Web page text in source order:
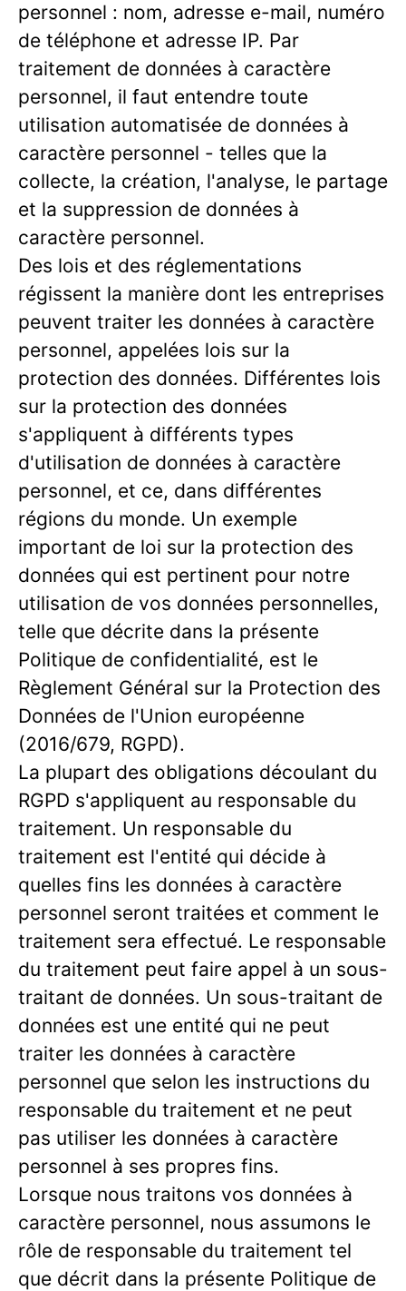
personnel : nom, adresse e-mail, numéro
de téléphone et adresse IP. Par
traitement de données à caractère
personnel, il faut entendre toute
utilisation automatisée de données à
caractère personnel - telles que la
collecte, la création, l'analyse, le partage
et la suppression de données à
caractère personnel.
Des lois et des réglementations
régissent la manière dont les entreprises
peuvent traiter les données à caractère
personnel, appelées lois sur la
protection des données. Différentes lois
sur la protection des données
s'appliquent à différents types
d'utilisation de données à caractère
personnel, et ce, dans différentes
régions du monde. Un exemple
important de loi sur la protection des
données qui est pertinent pour notre
utilisation de vos données personnelles,
telle que décrite dans la présente
Politique de confidentialité, est le
Règlement Général sur la Protection des
Données de l'Union européenne
(2016/679, RGPD).
La plupart des obligations découlant du
RGPD s'appliquent au responsable du
traitement. Un responsable du
traitement est l'entité qui décide à
quelles fins les données à caractère
personnel seront traitées et comment le
traitement sera effectué. Le responsable
du traitement peut faire appel à un sous-
traitant de données. Un sous-traitant de
données est une entité qui ne peut
traiter les données à caractère
personnel que selon les instructions du
responsable du traitement et ne peut
pas utiliser les données à caractère
personnel à ses propres fins.
Lorsque nous traitons vos données à
caractère personnel, nous assumons le
rôle de responsable du traitement tel
que décrit dans la présente Politique de